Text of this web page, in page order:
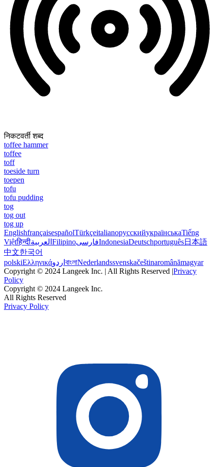
निकटवर्ती शब्द
toffee hammer
toffee
toff
toeside turn
toepen
tofu
tofu pudding
tog
tog out
tog up
EnglishfrançaisespañolTürkçeitalianoрусскийукраїнськаTiếng
Việtहिन्दीالعربية FilipinoفارسیIndonesiaDeutschportuguês日本語
中文한국어
polskiΕλληνικάاردو বাংলাNederlandssvenskačeštinaromânămagyar
Copyright © 2024 Langeek Inc. | All Rights Reserved |Privacy
Policy
Copyright © 2024 Langeek Inc.
All Rights Reserved
Privacy Policy